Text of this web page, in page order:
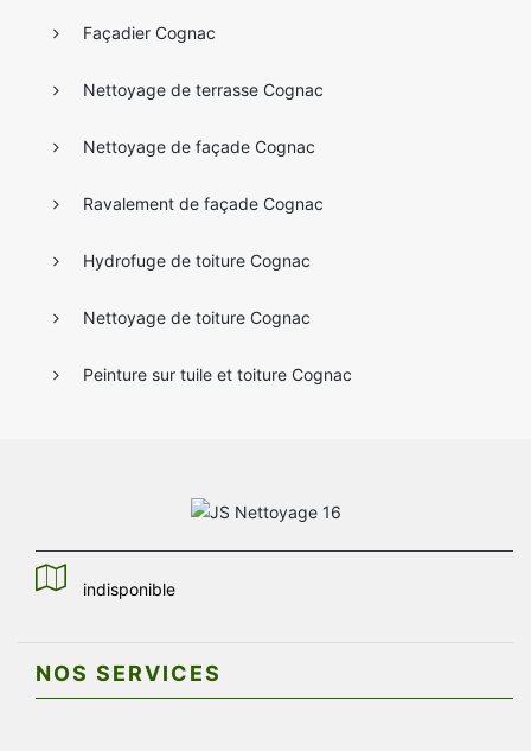
Façadier Cognac
Nettoyage de terrasse Cognac
Nettoyage de façade Cognac
Ravalement de façade Cognac
Hydrofuge de toiture Cognac
Nettoyage de toiture Cognac
Peinture sur tuile et toiture Cognac
indisponible
NOS SERVICES